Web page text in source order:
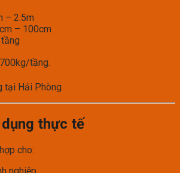
– 2.5m
– 100cm
tầng.
thực tế
cho: